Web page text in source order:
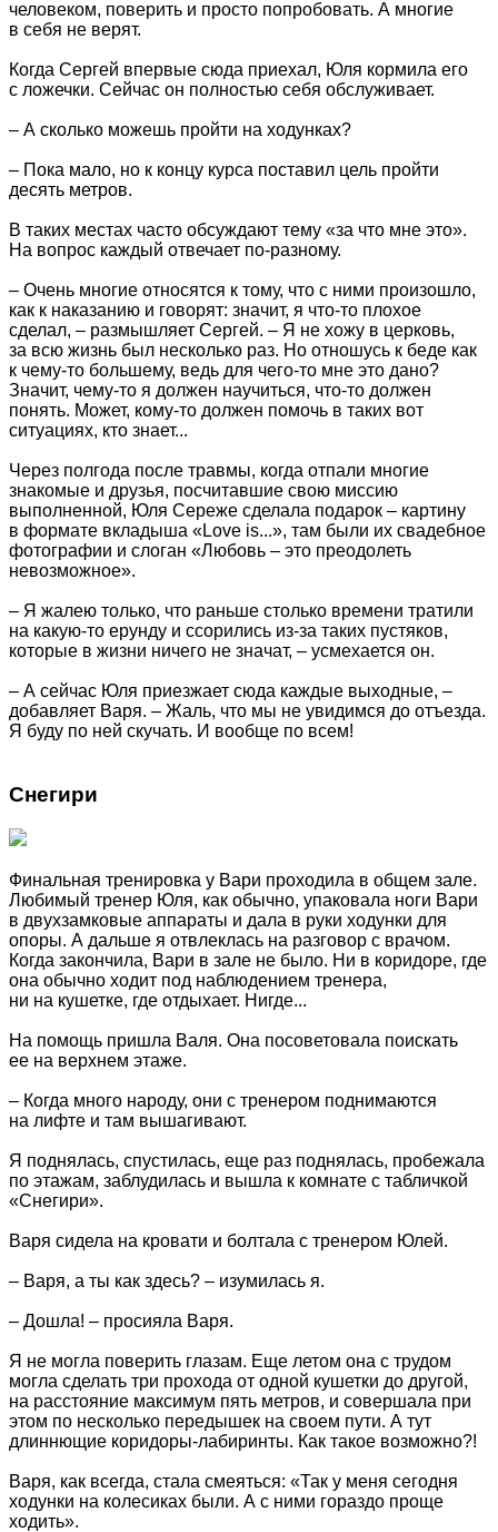
человеком, поверить и просто попробовать. А многие
в себя не верят.
Когда Сергей впервые сюда приехал, Юля кормила его
с ложечки. Сейчас он полностью себя обслуживает.
– А сколько можешь пройти на ходунках?
– Пока мало, но к концу курса поставил цель пройти
десять метров.
В таких местах часто обсуждают тему «за что мне это».
На вопрос каждый отвечает по-разному.
– Очень многие относятся к тому, что с ними произошло,
как к наказанию и говорят: значит, я что-то плохое
сделал, – размышляет Сергей. – Я не хожу в церковь,
за всю жизнь был несколько раз. Но отношусь к беде как
к чему-то большему, ведь для чего-то мне это дано?
Значит, чему-то я должен научиться, что-то должен
понять. Может, кому-то должен помочь в таких вот
ситуациях, кто знает...
Через полгода после травмы, когда отпали многие
знакомые и друзья, посчитавшие свою миссию
выполненной, Юля Сереже сделала подарок – картину
в формате вкладыша «Love is...», там были их свадебное
фотографии и слоган «Любовь – это преодолеть
невозможное».
– Я жалею только, что раньше столько времени тратили
на какую-то ерунду и ссорились из-за таких пустяков,
которые в жизни ничего не значат, – усмехается он.
– А сейчас Юля приезжает сюда каждые выходные, –
добавляет Варя. – Жаль, что мы не увидимся до отъезда.
Я буду по ней скучать. И вообще по всем!
Снегири
Финальная тренировка у Вари проходила в общем зале.
Любимый тренер Юля, как обычно, упаковала ноги Вари
в двухзамковые аппараты и дала в руки ходунки для
опоры. А дальше я отвлеклась на разговор с врачом.
Когда закончила, Вари в зале не было. Ни в коридоре, где
она обычно ходит под наблюдением тренера,
ни на кушетке, где отдыхает. Нигде...
На помощь пришла Валя. Она посоветовала поискать
ее на верхнем этаже.
– Когда много народу, они с тренером поднимаются
на лифте и там вышагивают.
Я поднялась, спустилась, еще раз поднялась, пробежала
по этажам, заблудилась и вышла к комнате с табличкой
«Снегири».
Варя сидела на кровати и болтала с тренером Юлей.
– Варя, а ты как здесь? – изумилась я.
– Дошла! – просияла Варя.
Я не могла поверить глазам. Еще летом она с трудом
могла сделать три прохода от одной кушетки до другой,
на расстояние максимум пять метров, и совершала при
этом по несколько передышек на своем пути. А тут
длиннющие коридоры-лабиринты. Как такое возможно?!
Варя, как всегда, стала смеяться: «Так у меня сегодня
ходунки на колесиках были. А с ними гораздо проще
ходить».